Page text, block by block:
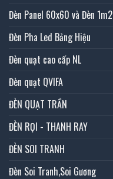
Đèn Panel 60x60 và Đèn 1m2
Đèn Pha Led Bảng Hiệu
Đèn quạt cao cấp NL
Đèn quạt QVIFA
ĐÈN QUẠT TRẦN
ĐÈN RỌI - THANH RAY
ĐÈN SOI TRANH
Đèn Soi Tranh,Soi Gương